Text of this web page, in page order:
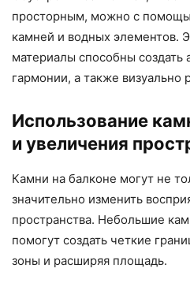
просторным, можно с
камней и водных элементов.
материалы способны создать
гармонии, а также визуально
Использование
и увеличения
Камни на балконе могут не
значительно изменить
пространства. Небольшие
помогут создать четкие
зоны и расширяя площадь.